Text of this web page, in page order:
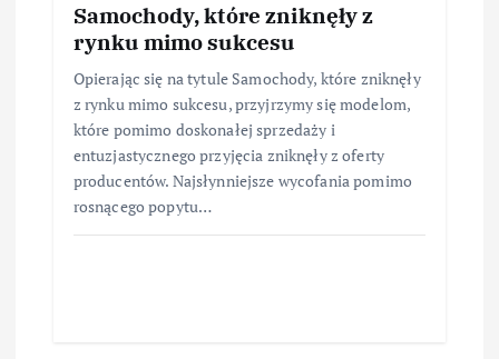
Samochody, które zniknęły z
rynku mimo sukcesu
Opierając się na tytule Samochody, które zniknęły
z rynku mimo sukcesu, przyjrzymy się modelom,
które pomimo doskonałej sprzedaży i
entuzjastycznego przyjęcia zniknęły z oferty
producentów. Najsłynniejsze wycofania pomimo
rosnącego popytu…